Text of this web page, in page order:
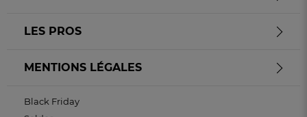
LES PROS
MENTIONS LÉGALES
Black Friday